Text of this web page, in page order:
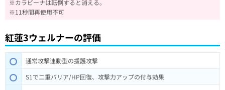
※カラビーナは転倒すると消える。
※11秒間再使用不可
紅蓮3ウェルナーの評価
通常攻撃連動型の援護攻撃
S1で二重バリア/HP回復、攻撃力アップの付与効果